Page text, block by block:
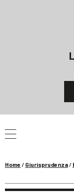
Home / Giurisprudenza/